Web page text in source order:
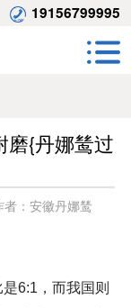
19156799995
磨{丹娜鸶过
： 安徽丹娜鸶
6:1，而我国则